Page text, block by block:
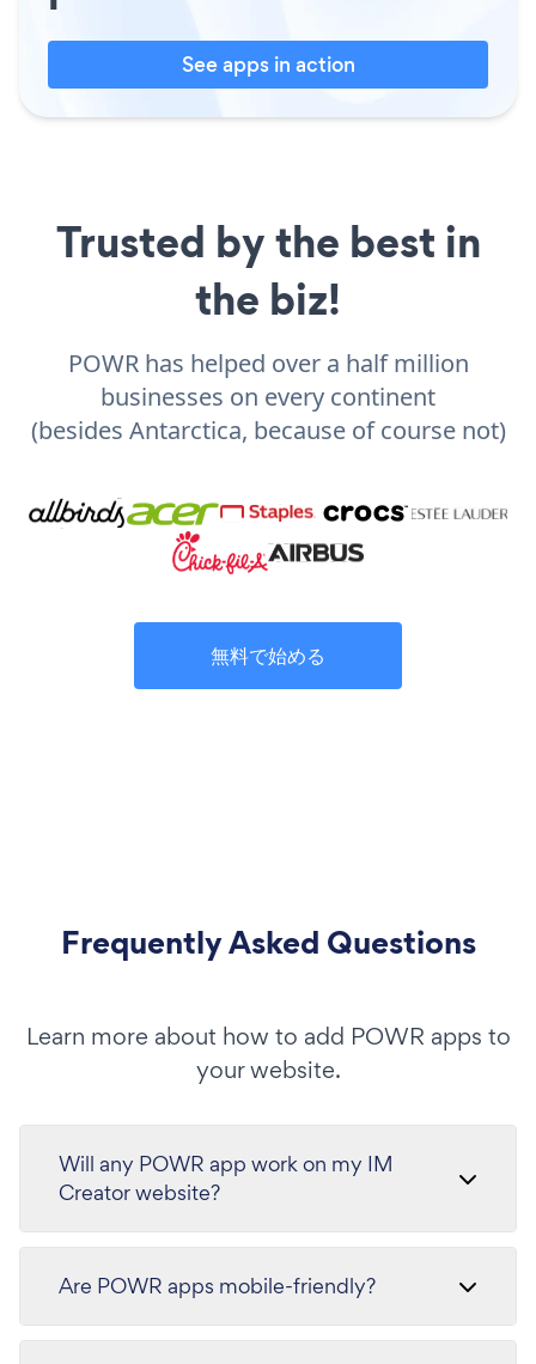
See apps in action
Trusted by the best in
the biz!
POWR has helped over a half million
businesses on every continent
(besides Antarctica, because of course not)
無料で始める
Frequently Asked Questions
Learn more about how to add POWR apps to
your website.
Will any POWR app work on my IM
Creator website?
Are POWR apps mobile-friendly?